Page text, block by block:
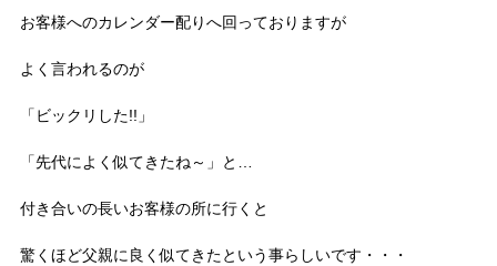
お客様へのカレンダー配りへ回っておりますが
よく言われるのが
「ビックリした!!」
「先代によく似てきたね～」と…
付き合いの長いお客様の所に行くと
驚くほど父親に良く似てきたという事らしいです・・・